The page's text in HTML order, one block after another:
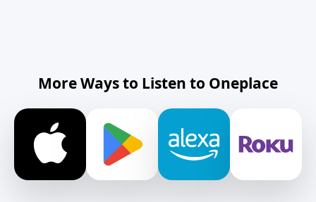
More Ways to Listen to Oneplace